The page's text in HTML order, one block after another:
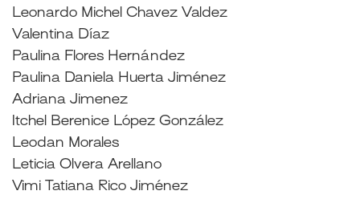
Leonardo Michel Chavez Valdez
Valentina Díaz
Paulina Flores Hernández
Paulina Daniela Huerta Jiménez
Adriana Jimenez
Itchel Berenice López González
Leodan Morales
Leticia Olvera Arellano
Vimi Tatiana Rico Jiménez